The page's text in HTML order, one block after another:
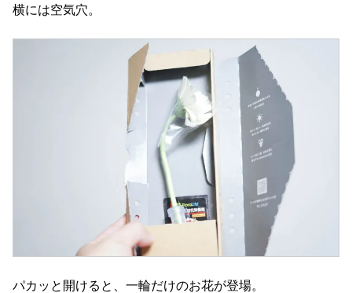
横には空気穴。
パカッと開けると、一輪だけのお花が登場。